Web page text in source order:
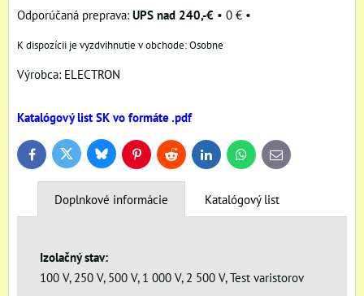
UPS nad 240,-€ • 0 € •
Osobne
Výrobca: ELECTRON
Katalógový list SK vo formáte .pdf
FacebookTwitter BlueskyPinterestReddit LinkedInWhatsApp
E-
mail
Doplnkové informácie Katalógový list
Izolačný stav:
100 V, 250 V, 500 V, 1 000 V, 2 500 V, Test varistorov